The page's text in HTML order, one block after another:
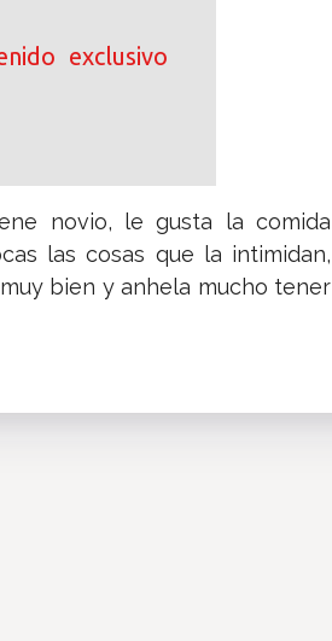
exclusivo
novio, le gusta la comida
las cosas que la intimidan,
bien y anhela mucho tener